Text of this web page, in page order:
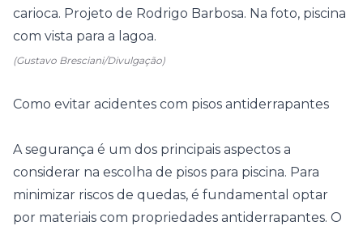
(Gustavo Bresciani/Divulgação)
Como evitar acidentes com pisos antiderrapantes
A segurança é um dos principais aspectos a
considerar na escolha de pisos para piscina. Para
minimizar riscos de quedas, é fundamental optar
por materiais com propriedades antiderrapantes. O